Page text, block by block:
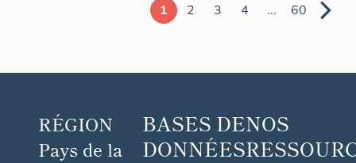
1 2 3 4 ... 60
RÉGION
Pays de la
BASES DE
DONNÉES
NOS